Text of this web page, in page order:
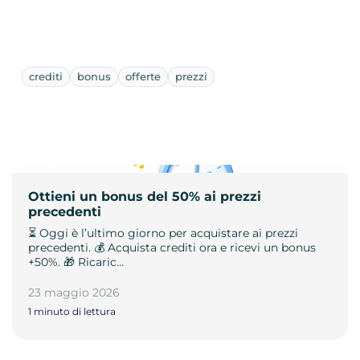
crediti bonus offerte prezzi
Ottieni un bonus del 50% ai prezzi
precedenti
⏳ Oggi è l’ultimo giorno per acquistare ai prezzi
precedenti. 💰 Acquista crediti ora e ricevi un bonus
+50%. 🎁 Ricaric…
23 maggio 2026
1 minuto di lettura